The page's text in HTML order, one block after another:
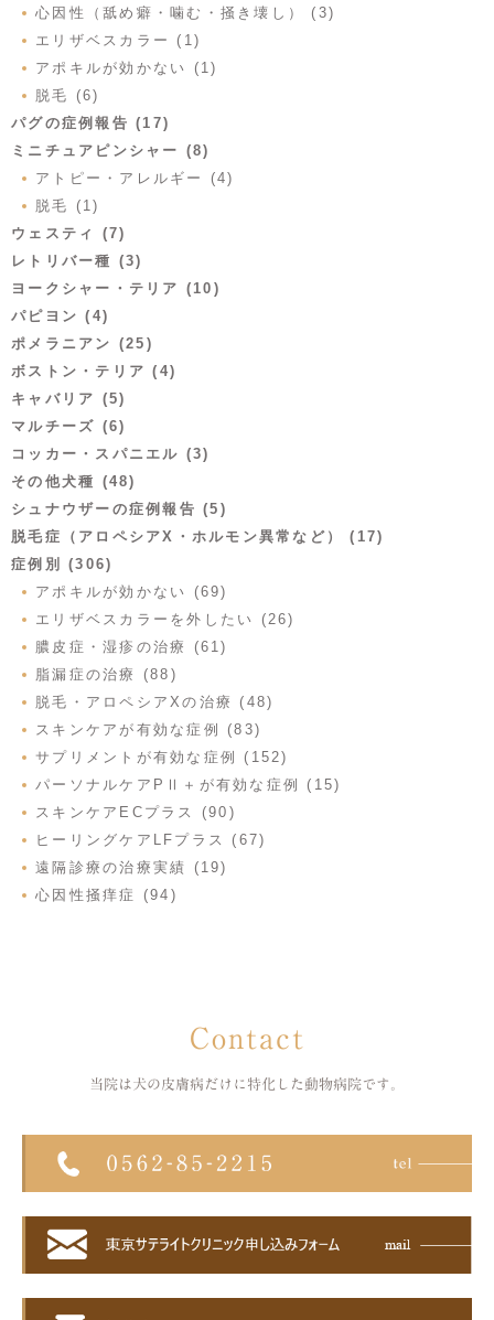
心因性（舐め癖・噛む・掻き壊し） (3)
エリザベスカラー (1)
アポキルが効かない (1)
脱毛 (6)
パグの症例報告 (17)
ミニチュアピンシャー (8)
アトピー・アレルギー (4)
脱毛 (1)
ウェスティ (7)
レトリバー種 (3)
ヨークシャー・テリア (10)
パピヨン (4)
ポメラニアン (25)
ボストン・テリア (4)
キャバリア (5)
マルチーズ (6)
コッカー・スパニエル (3)
その他犬種 (48)
シュナウザーの症例報告 (5)
脱毛症（アロペシアX・ホルモン異常など） (17)
症例別 (306)
アポキルが効かない (69)
エリザベスカラーを外したい (26)
膿皮症・湿疹の治療 (61)
脂漏症の治療 (88)
脱毛・アロペシアXの治療 (48)
スキンケアが有効な症例 (83)
サプリメントが有効な症例 (152)
パーソナルケアPⅡ＋が有効な症例 (15)
スキンケアECプラス (90)
ヒーリングケアLFプラス (67)
遠隔診療の治療実績 (19)
心因性掻痒症 (94)
Contact
当院は犬の皮膚病だけに特化した 動物病院です。